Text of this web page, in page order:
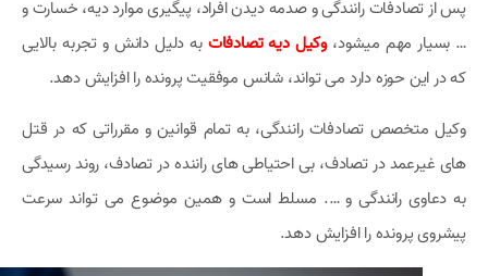
پس از تصادفات رانندگی و صدمه دیدن افراد، پیگیری موارد دیه، خسارت و
… بسیار مهم میشود،وکیل دیه تصادفات به دلیل دانش و تجربه بالایی
که در این حوزه دارد می تواند، شانس موفقیت پرونده را افزایش دهد.
وکیل متخصص تصادفات رانندگی، به تمام قوانین و مقرراتی که در قتل
های غیرعمد در تصادف، بی احتیاطی های راننده در تصادف، روند رسیدگی
به دعاوی رانندگی و …. مسلط است و همین موضوع می تواند سرعت
پیشروی پرونده را افزایش دهد.